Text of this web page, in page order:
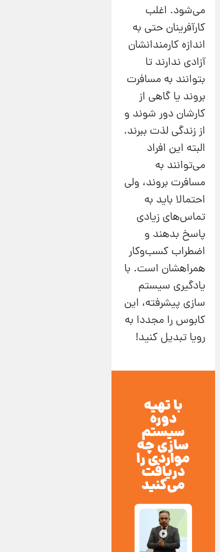
می‌شود. اغلب
کارآفرینان حتی به
اندازه کارمندانشان
آزادی ندارند تا
بتوانند به مسافرت
بروند یا گاهی از
کارشان دور شوند و
از زندگی لذت ببرند.
البته این افراد
می‌توانند به
مسافرت بروند، ولی
احتمالا باید به
تماس‌های زیادی
پاسخ بدهند و
اضطراب کسب‌وکار
همراهشان است. با
یادگیری سیستم
سازی پیشرفته، این
کابوس را مجددا به
رویا تبدیل کنید!
با تهیه
دوره
سیستم
سازی چه
مواردی را
دریافت
می‌کنید